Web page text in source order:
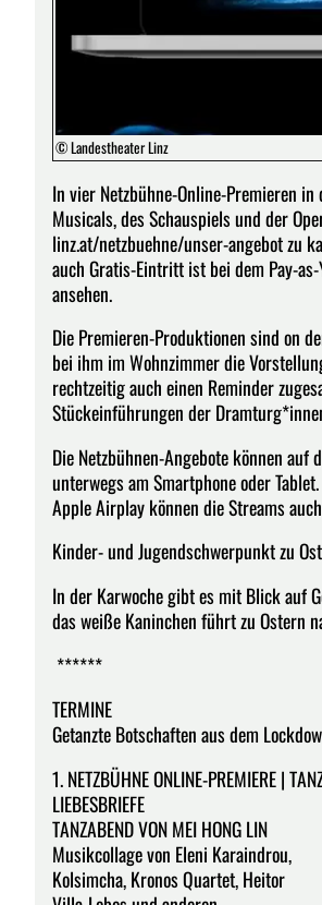
© Landestheater Linz
In vier Netzbühne-Online-Premieren
Musicals, des Schauspiels und der
linz.at/netzbuehne/unser-angebot zu
auch Gratis-Eintritt ist bei dem Pay-
ansehen.
Die Premieren-Produktionen sind on
bei ihm im Wohnzimmer die
rechtzeitig auch einen Reminder
Stückeinführungen der
Die Netzbühnen-Angebote können auf
unterwegs am Smartphone oder
Apple Airplay können die Streams
Kinder- und Jugendschwerpunkt zu
In der Karwoche gibt es mit Blick auf
das weiße Kaninchen führt zu Ostern
******
TERMINE
Getanzte Botschaften aus dem
1. NETZBÜHNE ONLINE-PREMIERE |
LIEBESBRIEFE
TANZABEND VON MEI HONG LIN
Musikcollage von Eleni Karaindrou,
Kolsimcha, Kronos Quartet, Heitor